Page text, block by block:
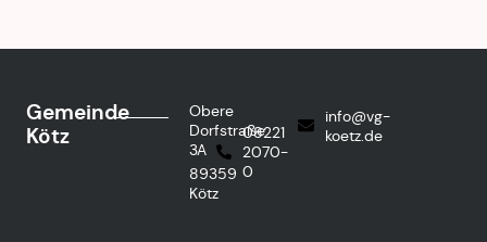
Gemeinde
Kötz
Obere
Dorfstraße
3A
89359
Kötz
08221
2070-
0
info@vg-
koetz.de